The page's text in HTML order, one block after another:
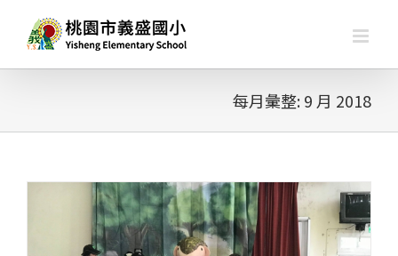
每月彙整:9 月 2018